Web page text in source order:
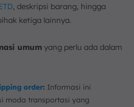
, deskripsi barang, hingga
ketiga lainnya.
umum yang perlu ada dalam
order: Informasi ini
moda transportasi yang